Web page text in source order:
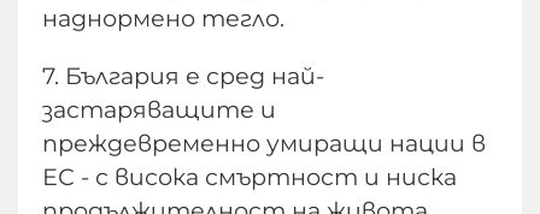
наднормено тегло.
7. България е сред най-
застаряващите и
преждевременно умиращи нации в
ЕС - с висока смъртност и ниска